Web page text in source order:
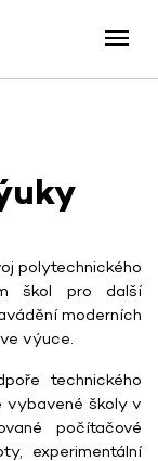
polytechnického
škol pro další
moderních
výuce.
technického
vybavené školy v
počítačové
experimentální